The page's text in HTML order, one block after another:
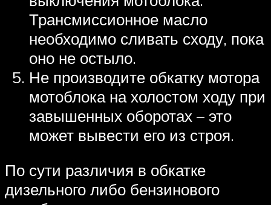
Трансмиссионное масло
необходимо сливать сходу, пока
оно не остыло.
Не производите обкатку мотора
мотоблока на холостом ходу при
завышенных оборотах – это
может вывести его из строя.
По сути различия в обкатке
дизельного либо бензинового